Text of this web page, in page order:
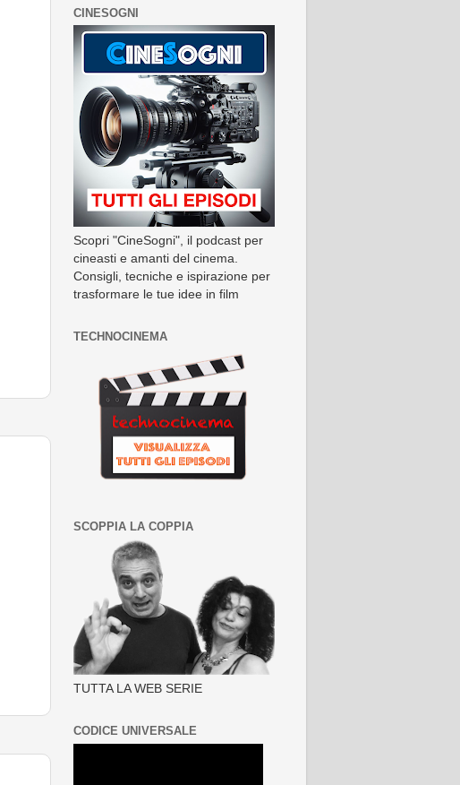
CINESOGNI
Scopri "CineSogni", il podcast per
cineasti e amanti del cinema.
Consigli, tecniche e ispirazione per
trasformare le tue idee in film
TECHNOCINEMA
SCOPPIA LA COPPIA
TUTTA LA WEB SERIE
CODICE UNIVERSALE